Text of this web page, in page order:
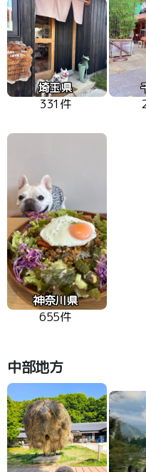
埼玉県
331件
神奈川県
655件
中部地方